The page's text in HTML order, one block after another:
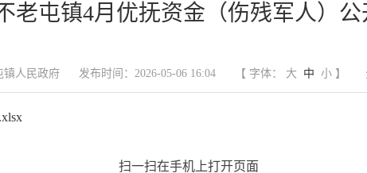
老屯镇4月优抚资金（伤残军人）公
镇人民政府 发布时间：2026-05-06 16:04 【 字体： 大 中 小】
扫一扫在手机上打开页面